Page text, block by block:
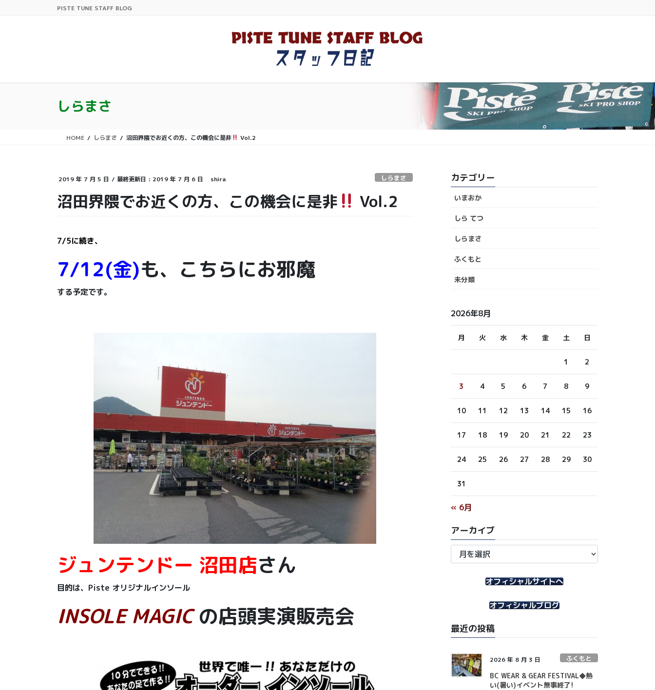
PISTE TUNE STAFF BLOG
しらまさ
HOME しらまさ 沼田界隈でお近くの方、この機会に是非 Vol.2
2019 年 7 月 5 日 / 最終更新日 : 2019 年 7 月 6 日 shira しらまさ
沼田界隈でお近くの方、この機会に是非 Vol.2
7/5に続き、
7/12(金)も、こちらにお邪魔
する予定です。
ジュンテンドー 沼田店さん
目的は、Piste オリジナルインソール
INSOLE MAGICの店頭実演販売会
カテゴリー
いまおか
しら てつ
しらまさ
ふくもと
未分類
2026年8月
月 火 水 木 金 土 日
1 2
3 4 5 6 7 8 9
10 11 12 13 14 15 16
17 18 19 20 21 22 23
24 25 26 27 28 29 30
31
« 6月
アーカイブ
ア
オフィシャルサイトへ
オフィシャルブログ
最近の投稿
2026 年 8 月 3 日 ふくもと
BC WEAR & GEAR FESTIVAL◆熱
い(暑い)イベント無事終了!